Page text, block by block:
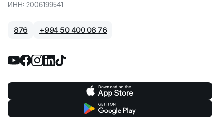
ИНН: 2006199541
876 +994 50 400 08 76